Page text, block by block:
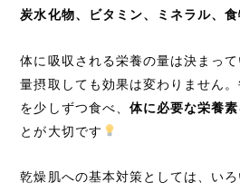
炭水化物、ビタミン、ミネラル、
体に吸収される栄養の量は決まっ
量摂取しても効果は変わりません
を少しずつ食べ、 体に必要な栄養
とが大切です
乾燥肌への基本対策としては、い